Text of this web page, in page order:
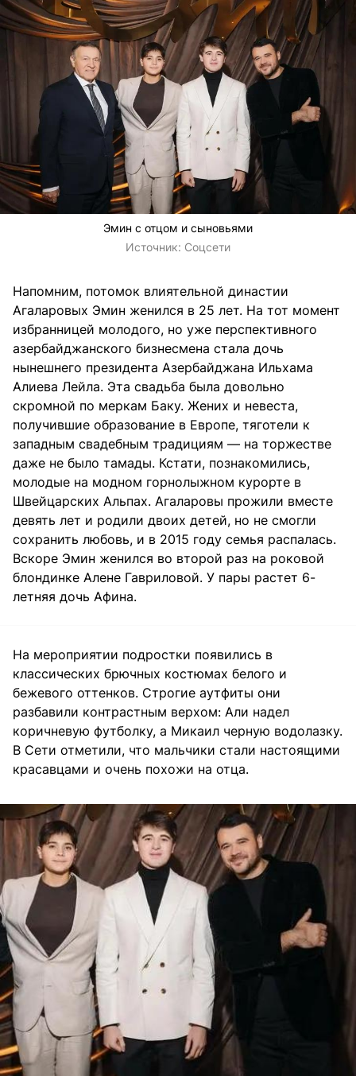
Эмин с отцом и сыновьями
Источник: Соцсети
Напомним, потомок влиятельной династии
Агаларовых Эмин женился в 25 лет. На тот момент
избранницей молодого, но уже перспективного
азербайджанского бизнесмена стала дочь
нынешнего президента Азербайджана Ильхама
Алиева Лейла. Эта свадьба была довольно
скромной по меркам Баку. Жених и невеста,
получившие образование в Европе, тяготели к
западным свадебным традициям — на торжестве
даже не было тамады. Кстати, познакомились,
молодые на модном горнолыжном курорте в
Швейцарских Альпах. Агаларовы прожили вместе
девять лет и родили двоих детей, но не смогли
сохранить любовь, и в 2015 году семья распалась.
Вскоре Эмин женился во второй раз на роковой
блондинке Алене Гавриловой. У пары растет 6-
летняя дочь Афина.
На мероприятии подростки появились в
классических брючных костюмах белого и
бежевого оттенков. Строгие аутфиты они
разбавили контрастным верхом: Али надел
коричневую футболку, а Микаил черную водолазку.
В Сети отметили, что мальчики стали настоящими
красавцами и очень похожи на отца.